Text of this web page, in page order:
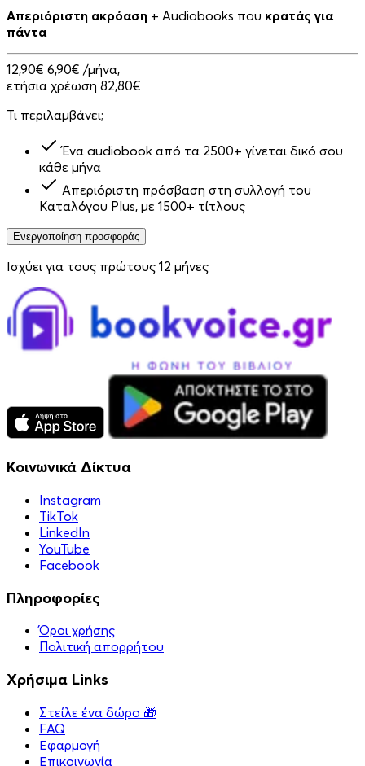
Απεριόριστη ακρόαση + Audiobooks που κρατάς για
πάντα
12,90€ 6,90€ /μήνα,
ετήσια χρέωση 82,80€
Τι περιλαμβάνει;
Ένα audiobook από τα 2500+ γίνεται δικό σου
κάθε μήνα
Απεριόριστη πρόσβαση στη συλλογή του
Καταλόγου Plus, με 1500+ τίτλους
Ενεργοποίηση προσφοράς
Ισχύει για τους πρώτους 12 μήνες
Κοινωνικά Δίκτυα
Instagram
TikTok
LinkedIn
YouTube
Facebook
Πληροφορίες
Όροι χρήσης
Πολιτική απορρήτου
Χρήσιμα Links
Στείλε ένα δώρο 🎁
FAQ
Εφαρμογή
Επικοινωνία